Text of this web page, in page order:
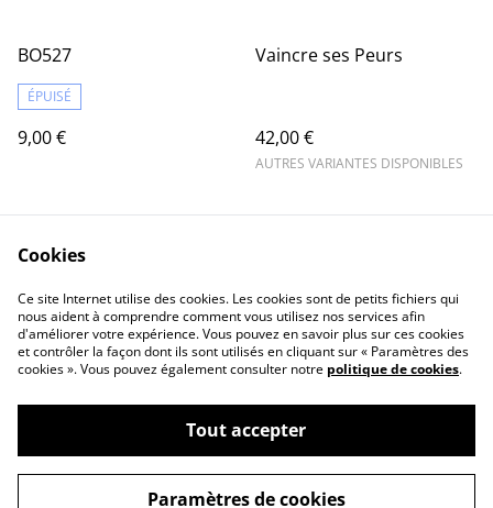
BO527
ÉPUISÉ
9,00 €
Vaincre ses Peurs
42,00 €
AUTRES VARIANTES DISPONIBLES
Contact Us
Legal Terms
Privacy Policy
Cookie Policy
©2026Marie Charlotte Jeanjean
Cookies
Ce site Internet utilise des cookies. Les cookies sont de petits fichiers qui
nous aident à comprendre comment vous utilisez nos services afin
d'améliorer votre expérience. Vous pouvez en savoir plus sur ces cookies
et contrôler la façon dont ils sont utilisés en cliquant sur « Paramètres des
cookies ». Vous pouvez également consulter notre politique de cookies.
Tout accepter
Paramètres de cookies